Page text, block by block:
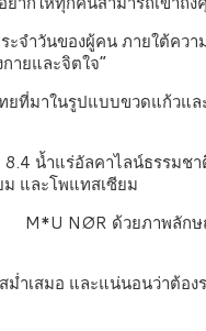
จำวันของผู้คน ภายใต้
ายและจิตใจ”
มาในรูปแบบขวดแก้วแ
น้ำแร่อัลคาไลน์ธรรม
และโพแทสเซียม
ติ M*U NØR ด้วยภาพลั
เสมอ และแน่นอนว่าต้อ